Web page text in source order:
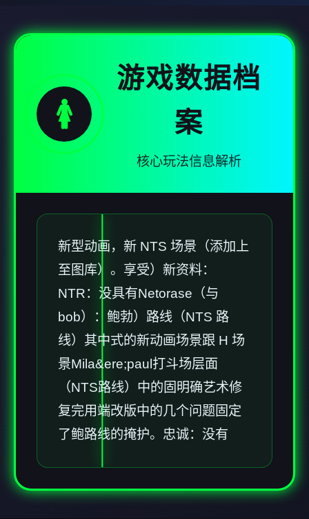
🚺
游戏数据档
案
核心玩法信息解析
新型动画，新 NTS 场景（添加上
至图库）。享受）新资料：
NTR：没具有Netorase（与
bob）：鲍勃）路线（NTS 路
线）其中式的新动画场景跟 H 场
景Mila&ere;paul打斗场层面
（NTS路线）中的固明确艺术修
复完用端改版中的几个问题固定
了鲍路线的掩护。忠诚：没有